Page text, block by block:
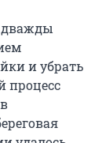
дважды
и убрать
процесс